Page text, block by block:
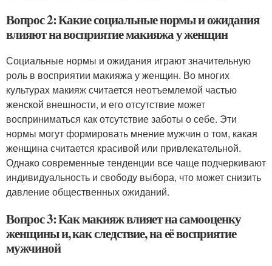
Вопрос 2: Какие социальные нормы и ожидания
влияют на восприятие макияжа у женщин
Социальные нормы и ожидания играют значительную
роль в восприятии макияжа у женщин. Во многих
культурах макияж считается неотъемлемой частью
женской внешности, и его отсутствие может
восприниматься как отсутствие заботы о себе. Эти
нормы могут формировать мнение мужчин о том, какая
женщина считается красивой или привлекательной.
Однако современные тенденции все чаще подчеркивают
индивидуальность и свободу выбора, что может снизить
давление общественных ожиданий.
Вопрос 3: Как макияж влияет на самооценку
женщины и, как следствие, на её восприятие
мужчиной